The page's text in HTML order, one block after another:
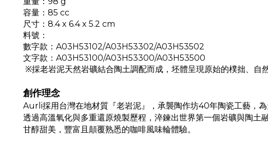
容量：85 cc
尺寸：8.4 x 6.4 x 5.2 cm
料號 ：
數字款：A03H53102/A03H53302/A03H53502
文字款：A03H53100/A03H53300/A03H53500
※採老岩泥天然岩礦結合陶土調配而成，坯體呈現原始的樸拙、自
創作理念
Aurli採用台灣在地材質『老岩泥』，承襲陶作坊40年陶瓷工藝，
透過高溫氧化與多重還原燒製歷程，淬鍊出世界第一個岩礦與陶
甘醇甜美，豐富且顛覆熟悉的咖啡風味輪體驗。